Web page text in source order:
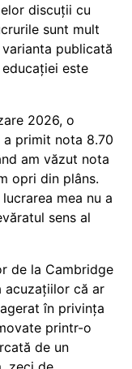
discuții cu
sunt mult
publicată
este
2026, o
primit nota 8.70
am văzut nota
opri din plâns.
mea nu a
sens al
de la Cambridge
acuzațiilor că ar
în privința
printr-o
de un